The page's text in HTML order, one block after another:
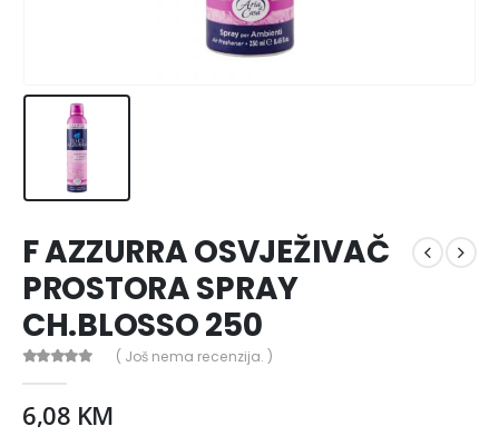
F AZZURRA OSVJEŽIVAČ
PROSTORA SPRAY
CH.BLOSSO 250
( Još nema recenzija. )
6,08 KM